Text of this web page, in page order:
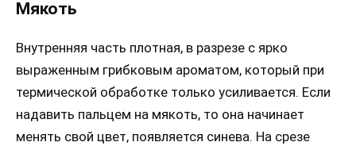
Мякоть
Внутренняя часть плотная, в разрезе с ярко
выраженным грибковым ароматом, который при
термической обработке только усиливается. Если
надавить пальцем на мякоть, то она начинает
менять свой цвет, появляется синева. На срезе